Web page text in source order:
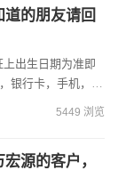
的朋友请回
出生日期为准即
银行卡，手机，可
5449 浏览
源的客户，